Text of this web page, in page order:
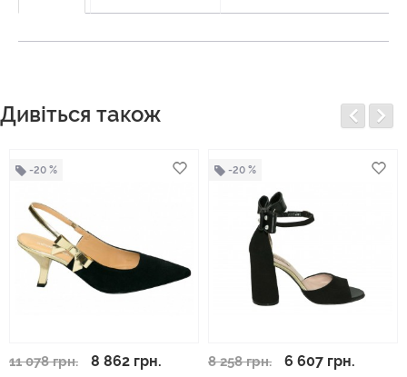
Дивіться також
-20 %
11 078 грн. 8 862 грн.
-20 %
8 258 грн. 6 607 грн.